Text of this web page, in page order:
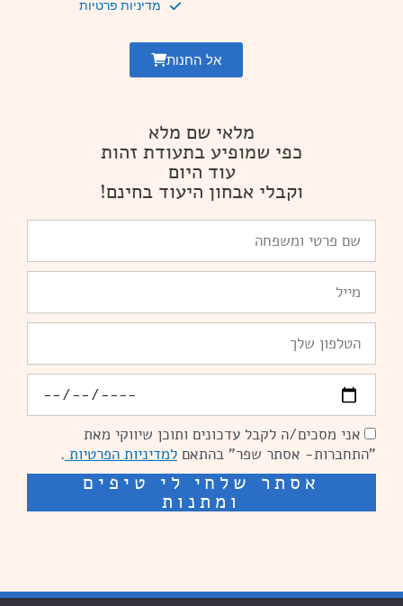
מדיניות פרטיות
אל החנות
מלאי שם מלא
כפי שמופיע בתעודת זהות
עוד היום
וקבלי אבחון היעוד בחינם!
פרטי
ומשפחה
הסכמהאני מסכים/ה לקבל עדכונים ותוכן שיווקי מאת
"התחברות- אסתר שפר" בהתאם למדיניות הפרטיות .
אסתר שלחי לי טיפים
ומתנות